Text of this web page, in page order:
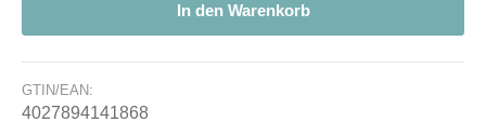
In den Warenkorb
GTIN/EAN:
4027894141868